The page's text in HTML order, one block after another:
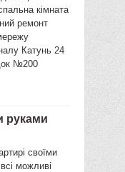
кімната
ремонт
Катунь 24
№200
руками
своїми
можливі